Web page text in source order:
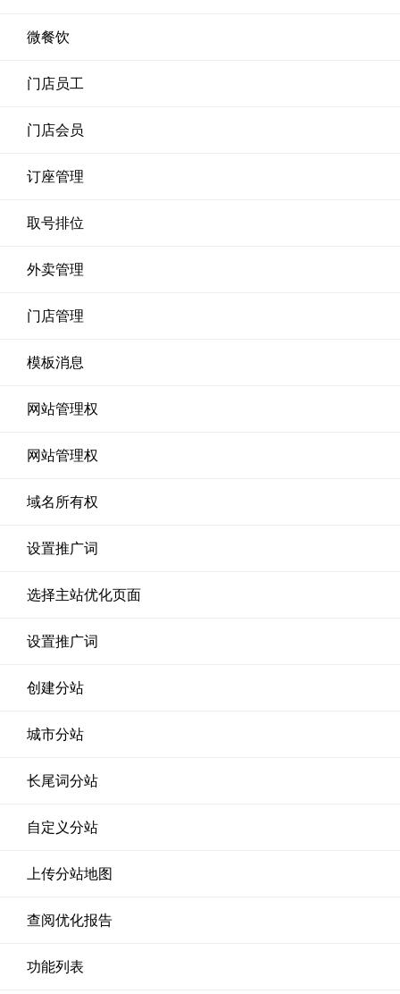
微餐饮
门店员工
门店会员
订座管理
取号排位
外卖管理
门店管理
模板消息
网站管理权
网站管理权
域名所有权
设置推广词
选择主站优化页面
设置推广词
创建分站
城市分站
长尾词分站
自定义分站
上传分站地图
查阅优化报告
功能列表